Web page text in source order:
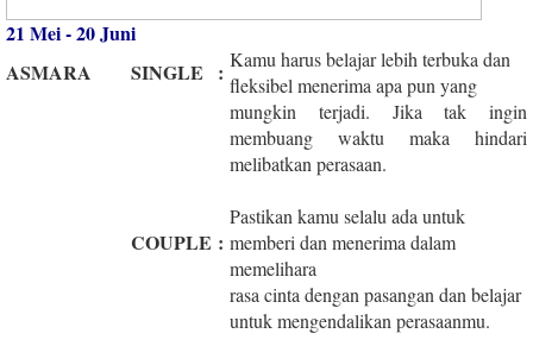
21 Mei - 20 Juni
ASMARA
SINGLE : Kamu harus belajar lebih terbuka dan
fleksibel menerima apa pun yang
mungkin terjadi. Jika tak ingin
membuang waktu maka hindari
melibatkan perasaan.
COUPLE :
Pastikan kamu selalu ada untuk
memberi dan menerima dalam
memelihara
rasa cinta dengan pasangan dan belajar
untuk mengendalikan perasaanmu.